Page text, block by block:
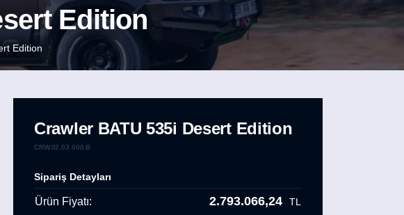
Edition
Edition
Crawler BATU 535i Desert Edition
CRW.02.03.000.B
Sipariş Detayları
Ürün Fiyatı: 2.793.066,24 TL